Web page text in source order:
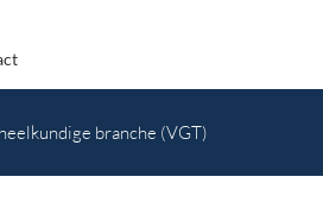
branche (VGT)